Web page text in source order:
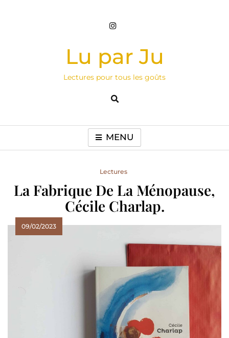
Lu par Ju
Lectures pour tous les goûts
MENU
Lectures
La Fabrique De La Ménopause,
Cécile Charlap.
09/02/2023